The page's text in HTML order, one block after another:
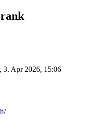
3. Apr 2026, 15:06